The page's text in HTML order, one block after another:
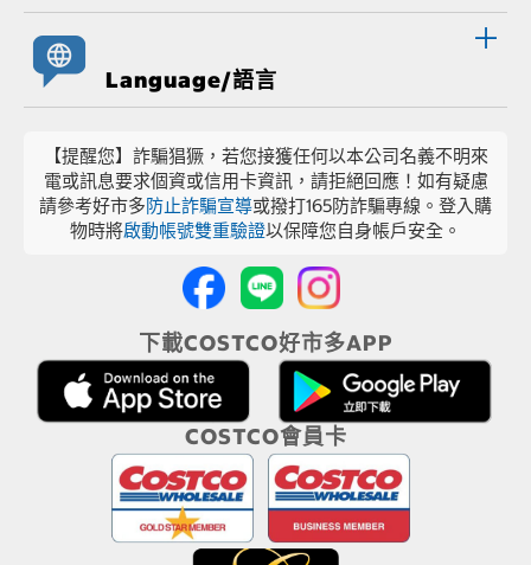
Language/語言
【提醒您】詐騙猖獗，若您接獲任何以本公司名義不明來
電或訊息要求個資或信用卡資訊，請拒絕回應！如有疑慮
請參考好市多防止詐騙宣導或撥打165防詐騙專線。登入購
物時將啟動帳號雙重驗證以保障您自身帳戶安全。
下載COSTCO好市多APP
COSTCO會員卡